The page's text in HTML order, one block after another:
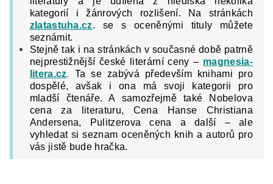
kategorií i žánrových rozlišení. Na stránkách
zlatastuha.cz. se s oceněnými tituly můžete
seznámit.
Stejně tak i na stránkách v současné době patrně
nejprestižnější české literární ceny – magnesia-
litera.cz.
Ta se zabývá především knihami pro
dospělé, avšak i ona má svoji kategorii pro
mladší čtenáře. A samozřejmě také Nobelova
cena za literaturu, Cena Hanse Christiana
Andersena, Pulitzerova cena a další – ale
vyhledat si seznam oceněných knih a autorů pro
vás jistě bude hračka.